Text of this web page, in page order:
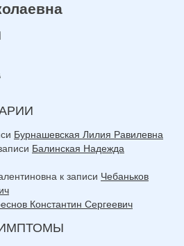
Бурнашевская Лилия Равилевна
Балинская Надежда
к записи Чебаньков
Константин Сергеевич